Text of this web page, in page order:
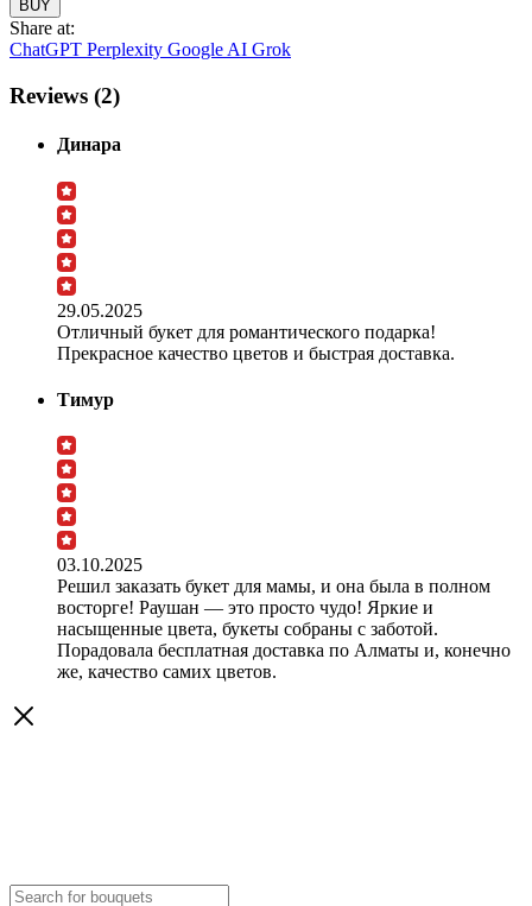
Share at:
ChatGPT Perplexity Google AI Grok
Reviews (2)
Динара
29.05.2025
Отличный букет для романтического подарка!
Прекрасное качество цветов и быстрая доставка.
Тимур
03.10.2025
Решил заказать букет для мамы, и она была в полном
восторге! Раушан — это просто чудо! Яркие и
насыщенные цвета, букеты собраны с заботой.
Порадовала бесплатная доставка по Алматы и, конечно
же, качество самих цветов.